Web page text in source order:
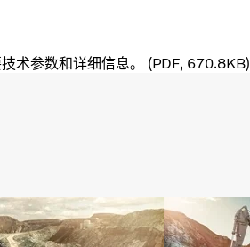
术参数和详细信息。 (PDF, 670.8KB)